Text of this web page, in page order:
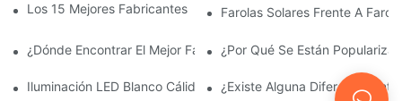
Los 15 Mejores Fabricantes De Farolas Solares Del Mundo
Farolas Solares Frente A
¿Dónde Encontrar El Mejor Fabricante De Farolas Solares?
¿Por Qué Se Están
Iluminación LED Blanco Cálido Vs. Blanco Suave
¿Existe Alguna Diferencia